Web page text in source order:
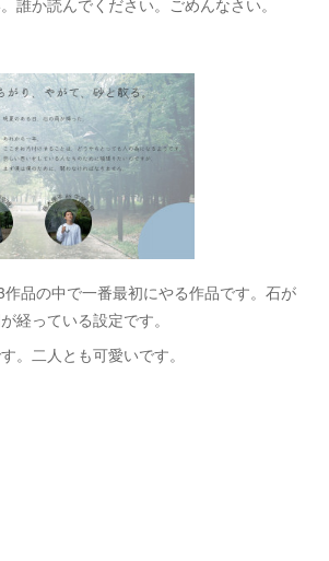
誰か読んでください。ごめんなさい。
品の中で一番最初にやる作品です。石が
経っている設定です。
。二人とも可愛いです。